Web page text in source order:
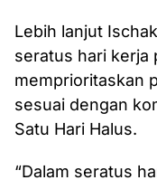
Lebih lanjut
seratus hari kerja
memprioritaskan
sesuai dengan
Satu Hari Halus.
“Dalam seratus